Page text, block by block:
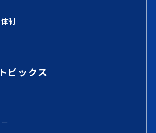
制
ピックス